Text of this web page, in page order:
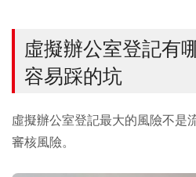
虛擬辦公室登記有
容易踩的坑
虛擬辦公室登記最大的風險不是
審核風險。